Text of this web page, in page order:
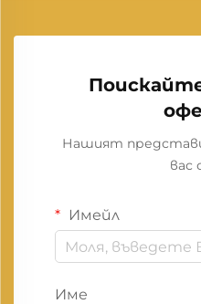
Нашият
вас
Имейл
Име